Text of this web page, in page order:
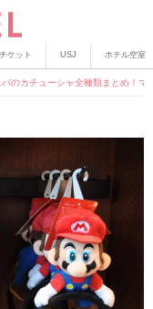
チケット USJ ホテル空室
バのカチューシャ全種類まとめ！